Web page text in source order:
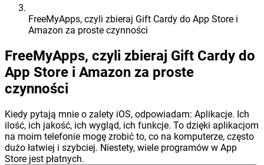
FreeMyApps, czyli zbieraj Gift Cardy do App Store i
Amazon za proste czynności
FreeMyApps, czyli zbieraj Gift Cardy do
App Store i Amazon za proste
czynności
Kiedy pytają mnie o zalety iOS, odpowiadam: Aplikacje. Ich
ilość, ich jakość, ich wygląd, ich funkcje. To dzięki aplikacjom
na moim telefonie mogę zrobić to, co na komputerze, często
dużo łatwiej i szybciej. Niestety, wiele programów w App
Store jest płatnych.